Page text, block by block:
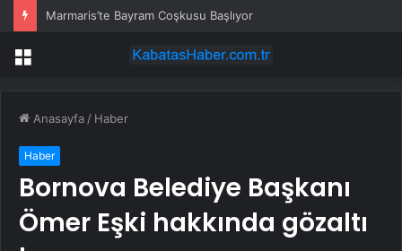
Marmaris’te Bayram Coşkusu Başlıyor
Menü
Anasayfa / Haber
Haber
Bornova Belediye Başkanı
Ömer Eşki hakkında gözaltı